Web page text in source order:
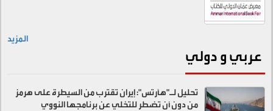
المزيد
عربي و دولي
تحليل لـ"هآرتس": إيران تقترب من السيطرة على هرمز
من دون أن تضطر للتخلي عن برنامجها النووي